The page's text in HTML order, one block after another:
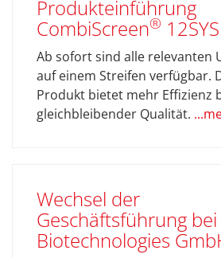
Produkteinführung
CombiScreen®
Ab sofort sind alle relevanten
auf einem Streifen verfügbar.
Produkt bietet mehr Effizienz
gleichbleibender Qualität.
Wechsel der
Geschäftsführung
Biotechnologies